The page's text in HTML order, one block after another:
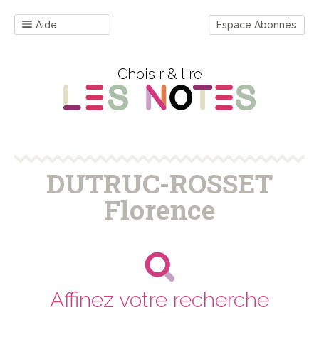
Aide Espace Abonnés
Choisir & lire
DUTRUC-ROSSET
Florence
Affinez votre recherche